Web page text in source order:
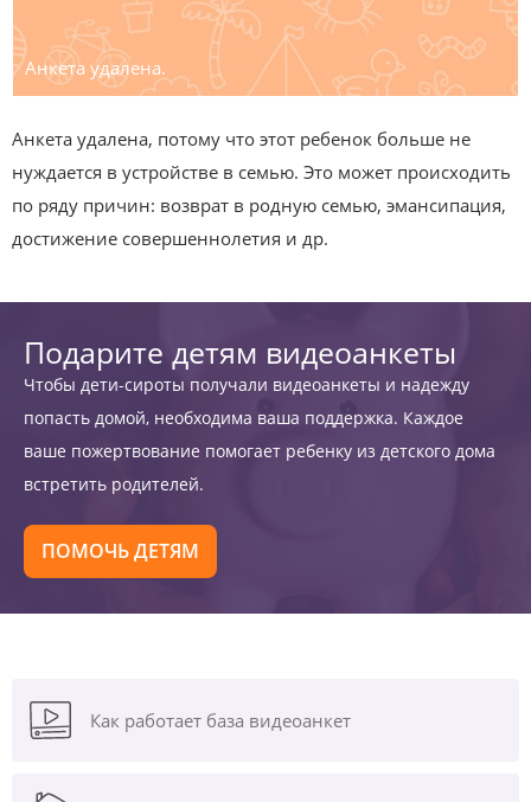
Анкета удалена.
Анкета удалена, потому что этот ребенок больше не
нуждается в устройстве в семью. Это может происходить
по ряду причин: возврат в родную семью, эмансипация,
достижение совершеннолетия и др.
Подарите детям видеоанкеты
Чтобы дети-сироты получали видеоанкеты и надежду
попасть домой, необходима ваша поддержка. Каждое
ваше пожертвование помогает ребенку из детского дома
встретить родителей.
ПОМОЧЬ ДЕТЯМ
Как работает база видеоанкет